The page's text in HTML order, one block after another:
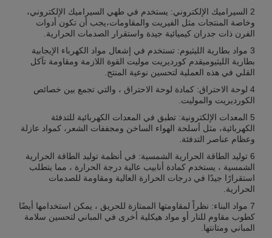
2 السيراميك الإلكتروني: يستخدم في طهي السيراميك الإلكتروني،
وخاصة المنتجات مثل الفيريت والمقاومات،يجب أن تكون أدوات
الفرن ذات جدران كيميائية جيدة واستقرار الصدمات الحرارية.
3 مواد بطارية الليثيوم: تستخدم في إشعال مواد الكهرباء الإيجابية
بطارية الليثيوميقدم كورديريت موليت القوة اللازمة ومقاومة تآكل
القلي في هذه العملية لتحسين نوعية المنتج.
4 لوحة الاحتراق: كمادة لوحة الاحتراق ، والتي تجمع بين خصائص
الكورديريت والموليت.
5 المعدات الإلكترونية: تطبق في المعدات الكهربائية للتدفئة
الكهربائية، مثل أسلحة الهواء الساخن ومجففات الشعر، كمواد عازلة
وعظام عناصر التدفئة.
6 توليد الطاقة الحرارية الشمسية: في أنظمة توليد الطاقة الحرارية
الشمسية ، يستخدم كمادة أنابيب عالية درجة الحرارة ، مما يتطلب
استقرارًا جيدًا في درجات الحرارة العالية ومقاومة للصدمات
الحرارية.
7 مواد البناء: نظراً لمقاومتها الممتازة للحريق ، يمكن استخدامها أيضًا
كطوب مقاوم للنار أو مواد هيكلية أخرى في المباني لتحسين سلامة
المباني ومتانتها.